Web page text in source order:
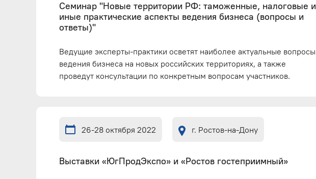
Семинар "Новые территории РФ: таможенные, налоговые и
иные практические аспекты ведения бизнеса (вопросы и
ответы)"
Ведущие эксперты-практики осветят наиболее актуальные вопросы
ведения бизнеса на новых российских территориях, а также
проведут консультации по конкретным вопросам участников.
26-28 октября 2022 г. Ростов-на-Дону
Выставки «ЮгПродЭкспо» и «Ростов гостеприимный»